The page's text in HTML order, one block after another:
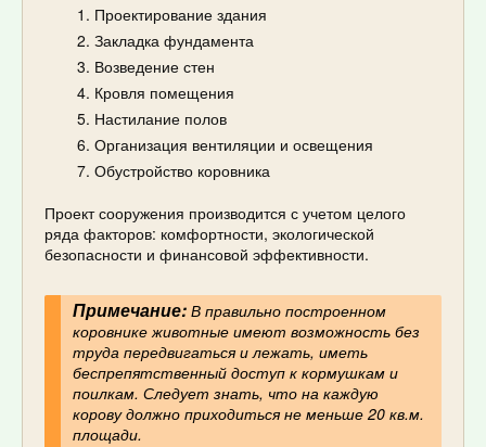
Проектирование здания
Закладка фундамента
Возведение стен
Кровля помещения
Настилание полов
Организация вентиляции и освещения
Обустройство коровника
Проект сооружения производится с учетом целого
ряда факторов: комфортности, экологической
безопасности и финансовой эффективности.
Примечание:В правильно построенном
коровнике животные имеют возможность без
труда передвигаться и лежать, иметь
беспрепятственный доступ к кормушкам и
поилкам. Следует знать, что на каждую
корову должно приходиться не меньше 20 кв.м.
площади.